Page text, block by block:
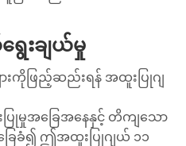
ေးချယ်မှု
းကိုဖြည့်ဆည်းရန် အထူးပြုဂျ
ပြုမှုအခြေအနေနှင့် တိကျသော
ြေခံ၍ ဤအထူးပြုဂျယ် ၁၁